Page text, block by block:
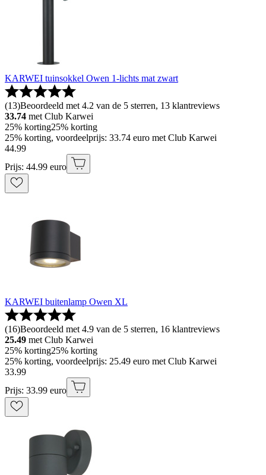
KARWEI tuinsokkel Owen 1-lichts mat zwart
(13)Beoordeeld met 4.2 van de 5 sterren, 13 klantreviews
33.74 met Club Karwei
25% korting25% korting
25% korting, voordeelprijs: 33.74 euro met Club Karwei
44.99
Prijs: 44.99 euro
KARWEI buitenlamp Owen XL
(16)Beoordeeld met 4.9 van de 5 sterren, 16 klantreviews
25.49 met Club Karwei
25% korting25% korting
25% korting, voordeelprijs: 25.49 euro met Club Karwei
33.99
Prijs: 33.99 euro